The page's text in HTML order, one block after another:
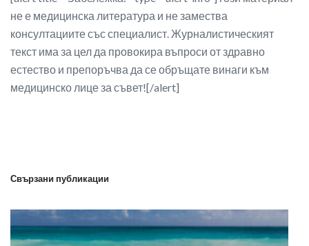
не е медицинска литература и не замества
консултациите със специалист. Журналистическият
текст има за цел да провокира въпроси от здравно
естество и препоръчва да се обръщате винаги към
медицинско лице за съвет![/alert]
Свързани публикации